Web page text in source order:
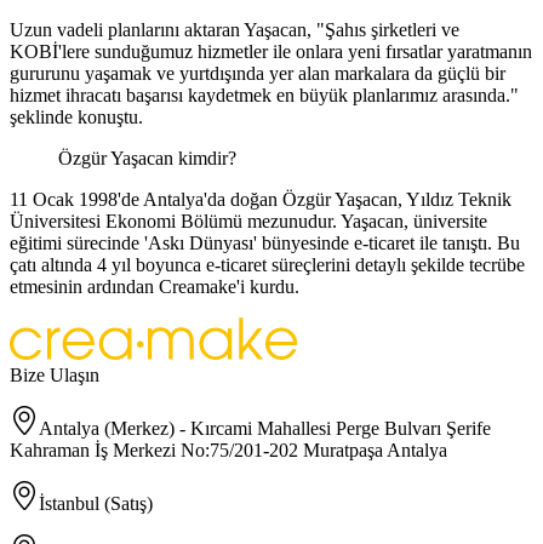
Uzun vadeli planlarını aktaran Yaşacan, "Şahıs şirketleri ve
KOBİ'lere sunduğumuz hizmetler ile onlara yeni fırsatlar yaratmanın
gururunu yaşamak ve yurtdışında yer alan markalara da güçlü bir
hizmet ihracatı başarısı kaydetmek en büyük planlarımız arasında."
şeklinde konuştu.
Özgür Yaşacan kimdir?
11 Ocak 1998'de Antalya'da doğan Özgür Yaşacan, Yıldız Teknik
Üniversitesi Ekonomi Bölümü mezunudur. Yaşacan, üniversite
eğitimi sürecinde 'Askı Dünyası' bünyesinde e-ticaret ile tanıştı. Bu
çatı altında 4 yıl boyunca e-ticaret süreçlerini detaylı şekilde tecrübe
etmesinin ardından Creamake'i kurdu.
Bize Ulaşın
Antalya (Merkez) - Kırcami Mahallesi Perge Bulvarı Şerife
Kahraman İş Merkezi No:75/201-202 Muratpaşa Antalya
İstanbul (Satış)